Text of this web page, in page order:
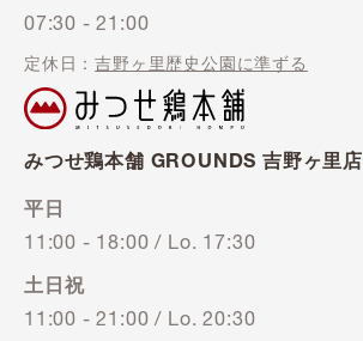
07:30 - 21:00
定休日：吉野ヶ里歴史公園に準ずる
みつせ鶏本舗 GROUNDS 吉野ヶ里店
平日
11:00 - 18:00 / Lo. 17:30
土日祝
11:00 - 21:00 / Lo. 20:30